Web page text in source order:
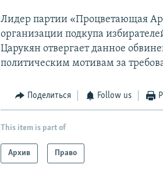
Лидер партии «Процветающая
организации подкупа
Царукян отвергает данное
политическим мотивам за
Поделиться Follow us
This item is part of
Архив Право